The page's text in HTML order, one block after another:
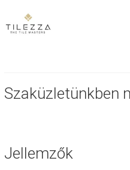
Szaküzletünkben
Jellemzők